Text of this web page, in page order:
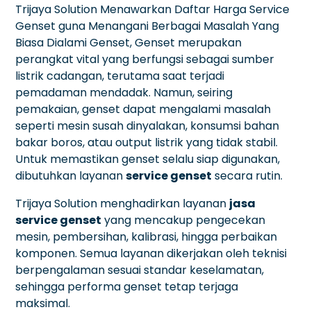
Trijaya Solution Menawarkan Daftar Harga Service
Genset guna Menangani Berbagai Masalah Yang
Biasa Dialami Genset, Genset merupakan
perangkat vital yang berfungsi sebagai sumber
listrik cadangan, terutama saat terjadi
pemadaman mendadak. Namun, seiring
pemakaian, genset dapat mengalami masalah
seperti mesin susah dinyalakan, konsumsi bahan
bakar boros, atau output listrik yang tidak stabil.
Untuk memastikan genset selalu siap digunakan,
dibutuhkan layananservice genset secara rutin.
Trijaya Solution menghadirkan layanan jasa
service genset yang mencakup pengecekan
mesin, pembersihan, kalibrasi, hingga perbaikan
komponen. Semua layanan dikerjakan oleh teknisi
berpengalaman sesuai standar keselamatan,
sehingga performa genset tetap terjaga
maksimal.